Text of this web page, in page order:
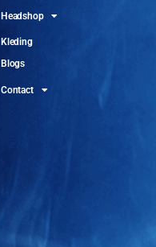
Headshop
Kleding
Blogs
Contact